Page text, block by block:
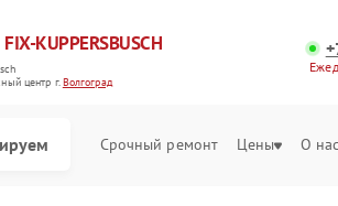
FIX-KUPPERSBUSCH
центр г.Волгоград
Срочный ремонт Цены О